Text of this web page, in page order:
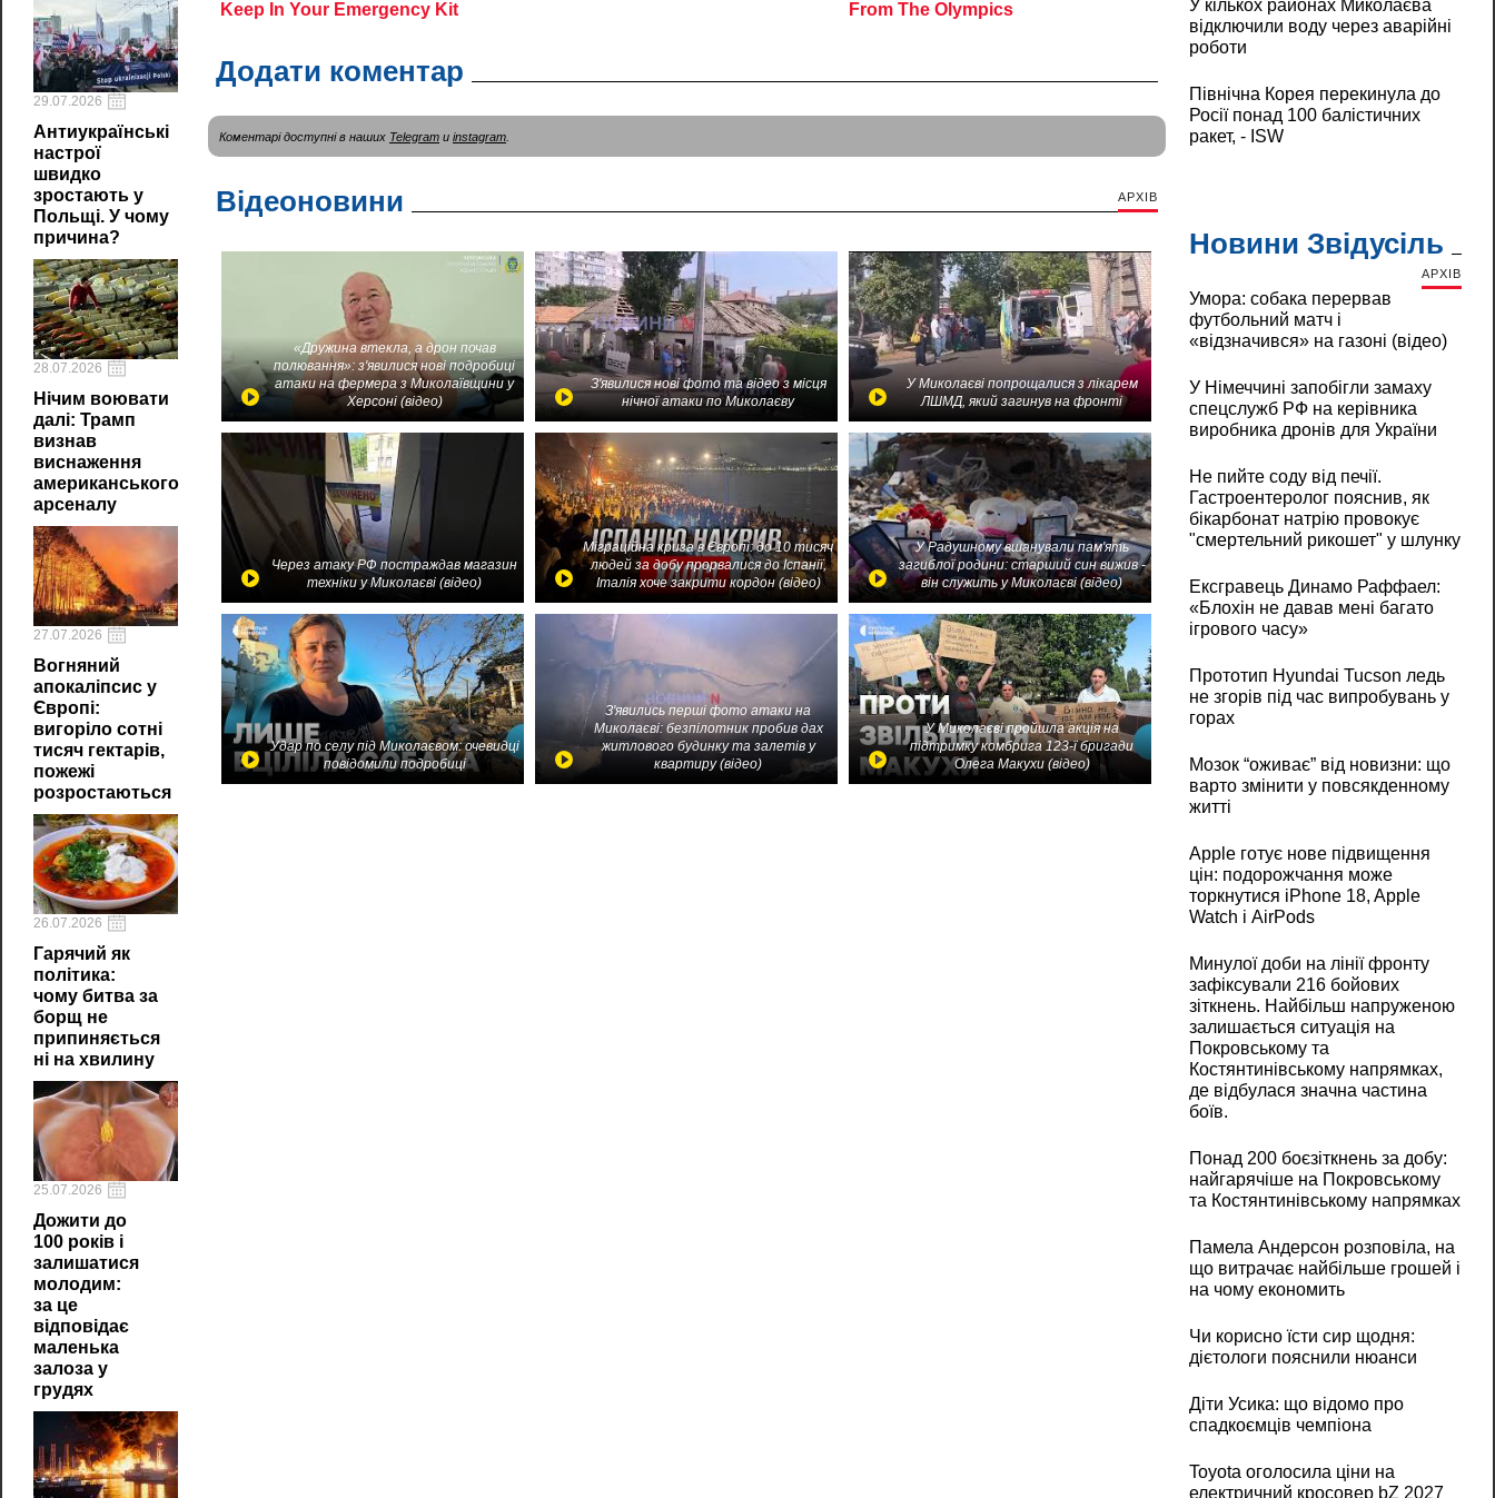
29.07.2026
Антиукраїнські
настрої
швидко
зростають у
Польщі. У чому
причина?
28.07.2026
Нічим воювати
далі: Трамп
визнав
виснаження
американського
арсеналу
27.07.2026
Вогняний
апокаліпсис у
Європі:
вигоріло сотні
тисяч гектарів,
пожежі
розростаються
26.07.2026
Гарячий як
політика:
чому битва за
борщ не
припиняється
ні на хвилину
25.07.2026
Дожити до
100 років і
залишатися
молодим:
за це
відповідає
маленька
залоза у
грудях
Додати коментар
Коментарі доступні в наших Telegram и instagram
Відеоновини АРХІВ
«Дружина втекла, а дрон почав
полювання»: з'явилися нові подробиці
атаки на фермера з Миколаївщини у
Херсоні (відео)
З'явилися нові фото та відео з місця
нічної атаки по Миколаєву
У Миколаєві попрощалися з лікарем
ЛШМД, який загинув на фронті
Через атаку РФ постраждав магазин
техніки у Миколаєві (відео)
Міграційна криза в Європі: до 10 тисяч
людей за добу прорвалися до Іспанії,
Італія хоче закрити кордон (відео)
У Радушному вшанували пам'ять
загиблої родини: старший син вижив -
він служить у Миколаєві (відео)
Удар по селу під Миколаєвом: очевидці
повідомили подробиці
З'явились перші фото атаки на
Миколаєві: безпілотник пробив дах
житлового будинку та залетів у
квартиру (відео)
У Миколаєві пройшла акція на
підтримку комбрига 123-ї бригади
Олега Макухи (відео)
У кількох районах Миколаєва
відключили воду через аварійні
роботи
Північна Корея перекинула до
Росії понад 100 балістичних
ракет, - ISW
Новини Звідусіль
АРХІВ
Умора: собака перервав
футбольний матч і
«відзначився» на газоні (відео)
У Німеччині запобігли замаху
спецслужб РФ на керівника
виробника дронів для України
Не пийте соду від печії.
Гастроентеролог пояснив, як
бікарбонат натрію провокує
"смертельний рикошет" у шлунку
Ексгравець Динамо Раффаел:
«Блохін не давав мені багато
ігрового часу»
Прототип Hyundai Tucson ледь
не згорів під час випробувань у
горах
Мозок “оживає” від новизни: що
варто змінити у повсякденному
житті
Apple готує нове підвищення
цін: подорожчання може
торкнутися iPhone 18, Apple
Watch і AirPods
Минулої доби на лінії фронту
зафіксували 216 бойових
зіткнень. Найбільш напруженою
залишається ситуація на
Покровському та
Костянтинівському напрямках,
де відбулася значна частина
боїв.
Понад 200 боєзіткнень за добу:
найгарячіше на Покровському
та Костянтинівському напрямках
Памела Андерсон розповіла, на
що витрачає найбільше грошей і
на чому економить
Чи корисно їсти сир щодня:
дієтологи пояснили нюанси
Діти Усика: що відомо про
спадкоємців чемпіона
Toyota оголосила ціни на
електричний кросовер bZ 2027